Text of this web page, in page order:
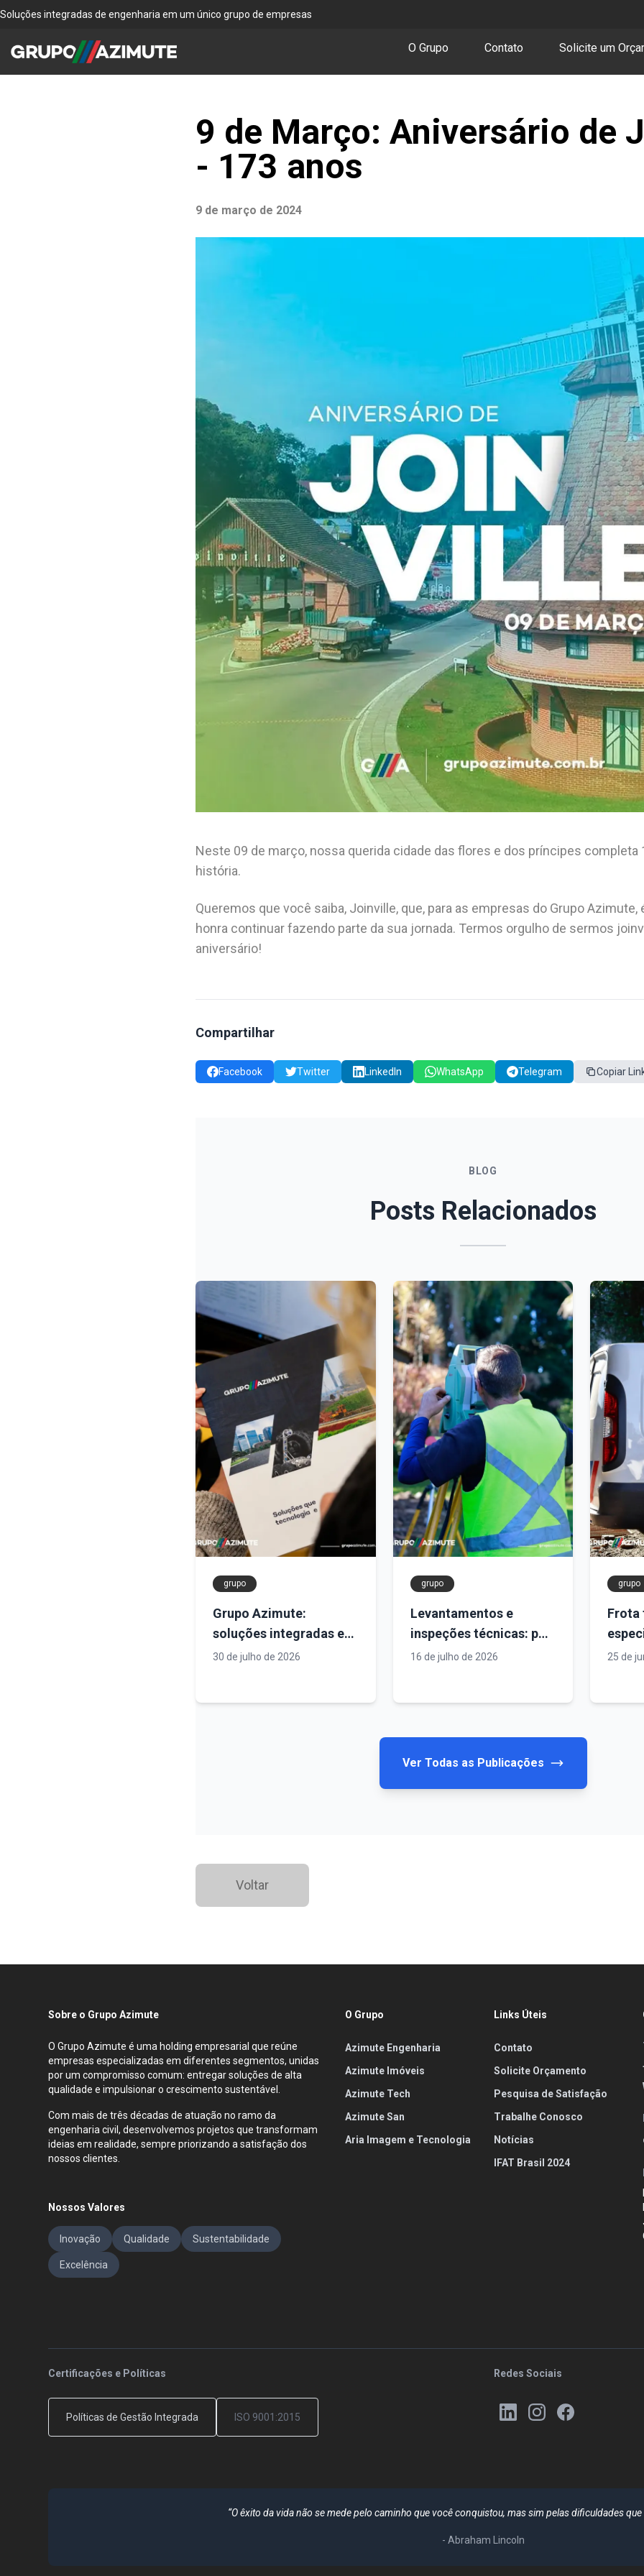
Soluções integradas de engenharia em um único grupo de empresas
O Grupo Contato Solicite um
9 de Março: Aniversário de
- 173 anos
9 de março de 2024
Neste 09 de março, nossa querida cidade das flores e dos príncipes completa
história.
Queremos que você saiba, Joinville, que, para as empresas do Grupo Azimute,
honra continuar fazendo parte da sua jornada. Termos orgulho de sermos
aniversário!
Compartilhar
Facebook Twitter LinkedIn WhatsApp Telegram Copiar
BLOG
Posts Relacionados
grupo
Grupo Azimute:
soluções integradas em
engenharia, tecnologia
30 de julho de 2026
grupo
Levantamentos e
inspeções técnicas: por
que dados confiáveis
16 de julho de 2026
grupo
Frota
25 de
Ver Todas as Publicações
Voltar
Sobre o Grupo Azimute
O Grupo Azimute é uma holding empresarial que reúne
empresas especializadas em diferentes segmentos, unidas
por um compromisso comum: entregar soluções de alta
qualidade e impulsionar o crescimento sustentável.
Com mais de três décadas de atuação no ramo da
engenharia civil, desenvolvemos projetos que transformam
ideias em realidade, sempre priorizando a satisfação dos
nossos clientes.
Nossos Valores
Inovação Qualidade Sustentabilidade
Excelência
O Grupo
Azimute Engenharia
Azimute Imóveis
Azimute Tech
Azimute San
Aria Imagem e Tecnologia
Links Úteis
Contato
Solicite Orçamento
Pesquisa de Satisfação
Trabalhe Conosco
Notícias
IFAT Brasil 2024
Certificações e Políticas
Políticas de Gestão Integrada ISO 9001:2015
Redes Sociais
“O êxito da vida não se mede pelo caminho que você conquistou, mas sim pelas dificuldades
- Abraham Lincoln